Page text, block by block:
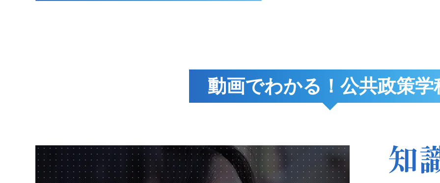
動画でわかる！公共政策学